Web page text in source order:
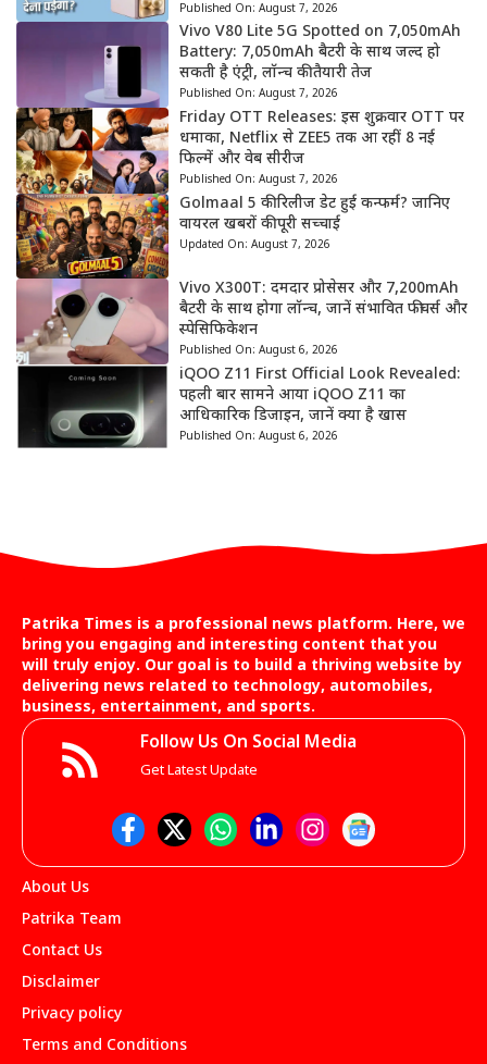
Published On: August 7, 2026
Vivo V80 Lite 5G Spotted on 7,050mAh
Battery: 7,050mAh बैटरी के साथ जल्द हो
सकती है एंट्री, लॉन्च की तैयारी तेज
Published On: August 7, 2026
Friday OTT Releases: इस शुक्रवार OTT पर
धमाका, Netflix से ZEE5 तक आ रहीं 8 नई
फिल्में और वेब सीरीज
Published On: August 7, 2026
Golmaal 5 की रिलीज डेट हुई कन्फर्म? जानिए
वायरल खबरों की पूरी सच्चाई
Updated On: August 7, 2026
Vivo X300T: दमदार प्रोसेसर और 7,200mAh
बैटरी के साथ होगा लॉन्च, जानें संभावित फीचर्स और
स्पेसिफिकेशन
Published On: August 6, 2026
iQOO Z11 First Official Look Revealed:
पहली बार सामने आया iQOO Z11 का
आधिकारिक डिजाइन, जानें क्या है खास
Published On: August 6, 2026
Patrika Times is a professional news platform. Here, we
bring you engaging and interesting content that you
will truly enjoy. Our goal is to build a thriving website by
delivering news related to technology, automobiles,
business, entertainment, and sports.
Follow Us On Social Media
Get Latest Update
About Us
Patrika Team
Contact Us
Disclaimer
Privacy policy
Terms and Conditions